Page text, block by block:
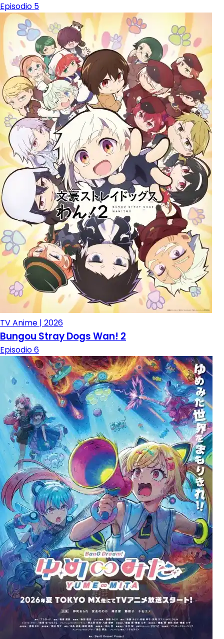
Episodio 5
TV Anime | 2026
Bungou Stray Dogs Wan! 2
Episodio 6